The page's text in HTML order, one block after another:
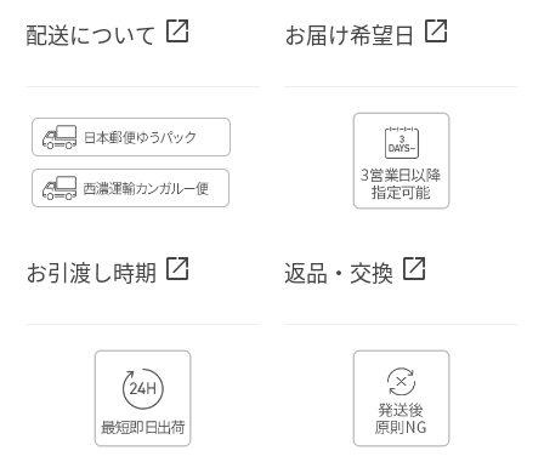
配送について open_in_new お届け希望日 open_in_new
お引渡し時期 open_in_new 返品・交換 open_in_new